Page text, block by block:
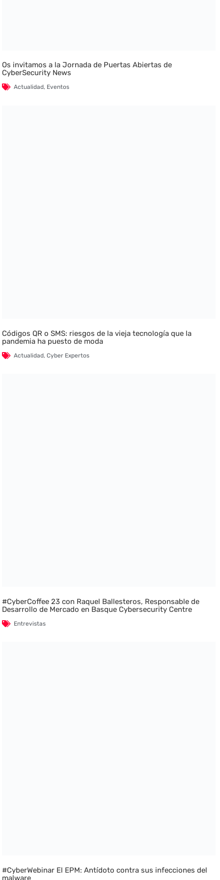
Os invitamos a la Jornada de Puertas Abiertas de
CyberSecurity News
Actualidad, Eventos
Códigos QR o SMS: riesgos de la vieja tecnología que la
pandemia ha puesto de moda
Actualidad,Cyber Expertos
#CyberCoffee 23 con Raquel Ballesteros, Responsable de
Desarrollo de Mercado en Basque Cybersecurity Centre
Entrevistas
#CyberWebinar El EPM: Antídoto contra sus infecciones del
malware